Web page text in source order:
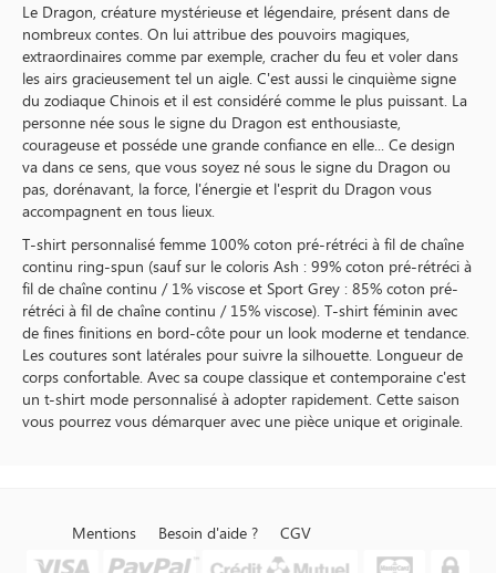
Le Dragon, créature mystérieuse et légendaire, présent dans de
nombreux contes. On lui attribue des pouvoirs magiques,
extraordinaires comme par exemple, cracher du feu et voler dans
les airs gracieusement tel un aigle. C'est aussi le cinquième signe
du zodiaque Chinois et il est considéré comme le plus puissant. La
personne née sous le signe du Dragon est enthousiaste,
courageuse et posséde une grande confiance en elle... Ce design
va dans ce sens, que vous soyez né sous le signe du Dragon ou
pas, dorénavant, la force, l'énergie et l'esprit du Dragon vous
accompagnent en tous lieux.
T-shirt personnalisé femme 100% coton pré-rétréci à fil de chaîne
continu ring-spun (sauf sur le coloris Ash : 99% coton pré-rétréci à
fil de chaîne continu / 1% viscose et Sport Grey : 85% coton pré-
rétréci à fil de chaîne continu / 15% viscose). T-shirt féminin avec
de fines finitions en bord-côte pour un look moderne et tendance.
Les coutures sont latérales pour suivre la silhouette. Longueur de
corps confortable. Avec sa coupe classique et contemporaine c'est
un t-shirt mode personnalisé à adopter rapidement. Cette saison
vous pourrez vous démarquer avec une pièce unique et originale.
Mentions Besoin d'aide ? CGV